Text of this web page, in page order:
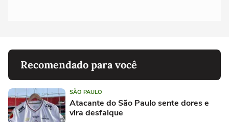
Recomendado para você
SÃO PAULO
Atacante do São Paulo sente dores e
vira desfalque